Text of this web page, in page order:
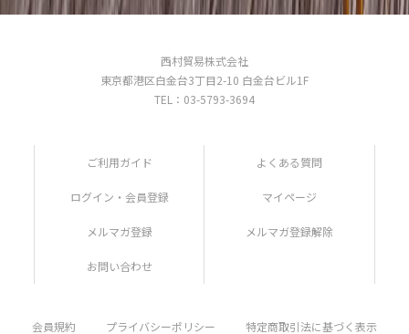
西村貿易株式会社
東京都港区白金台3丁目2-10 白金台ビル1F
TEL：03-5793-3694
ご利用ガイド よくある質問
ログイン・会員登録 マイページ
メルマガ登録 メルマガ登録解除
お問い合わせ
会員規約 プライバシーポリシー 特定商取引法に基づく表示